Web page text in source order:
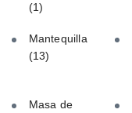
(1)
Mantequilla
(13)
Masa de